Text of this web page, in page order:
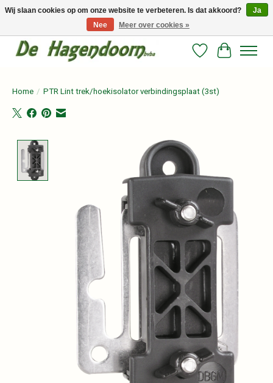
Persoonlijk advies en betrouwbare voeding voor jouw paard!
Verlanglijst
Home / PTR Lint trek/hoekisolator verbindingsplaat (3st)
Product image slideshow Items
Wij slaan cookies op om onze website te verbeteren. Is dat akkoord?
Ja
Nee
Meer over cookies »